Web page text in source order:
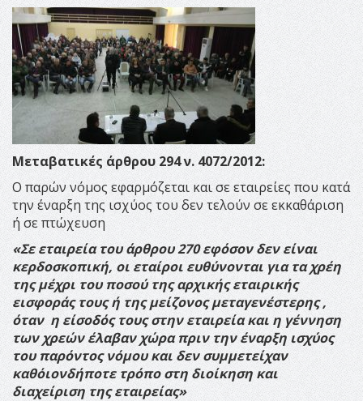
Μεταβατικές άρθρου 294 ν. 4072/2012:
Ο παρών νόμος εφαρμόζεται και σε εταιρείες που κατά
την έναρξη της ισχύος του δεν τελούν σε εκκαθάριση
ή σε πτώχευση
«Σε εταιρεία του άρθρου 270 εφόσον δεν είναι
κερδοσκοπική, οι εταίροι ευθύνονται για τα χρέη
της μέχρι του ποσού της αρχικής εταιρικής
εισφοράς τους ή της μείζονος μεταγενέστερης ,
όταν η είσοδός τους στην εταιρεία και η γέννηση
των χρεών έλαβαν χώρα πριν την έναρξη ισχύος
του παρόντος νόμου και δεν συμμετείχαν
καθ΄οιονδήποτε τρόπο στη διοίκηση και
διαχείριση της εταιρείας»